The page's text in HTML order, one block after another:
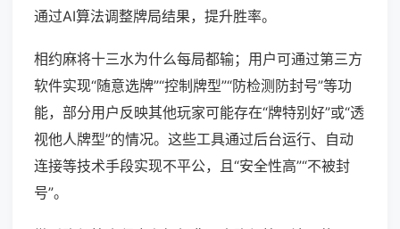
通过AI算法调整牌局结果，提升胜率。
相约麻将十三水为什么每局都输；用户可通过第三方
软件实现“随意选牌”“控制牌型”“防检测防封号”等功
能，部分用户反映其他玩家可能存在“牌特别好”或“透
视他人牌型”的情况。这些工具通过后台运行、自动
连接等技术手段实现不平公，且“安全性高”“不被封
号”。